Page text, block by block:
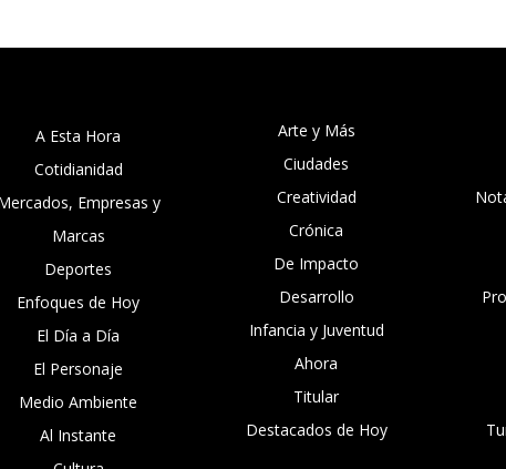
A Esta Hora
Cotidianidad
Empresas y
Marcas
Deportes
Enfoques de Hoy
El Día a Día
El Personaje
Medio Ambiente
Al Instante
Arte y Más
Ciudades
Creatividad
Crónica
De Impacto
Desarrollo
Infancia y Juventud
Ahora
Titular
Destacados de Hoy